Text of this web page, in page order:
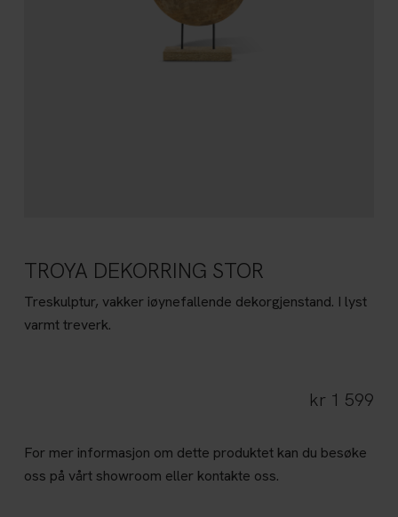
TROYA DEKORRING STOR
kr 1 599
Treskulptur, vakker iøynefallende dekorgjenstand. I lyst
varmt treverk.
For mer informasjon om dette produktet kan du besøke
oss på vårt showroom eller kontakte oss.